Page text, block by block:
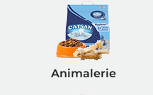
Animalerie